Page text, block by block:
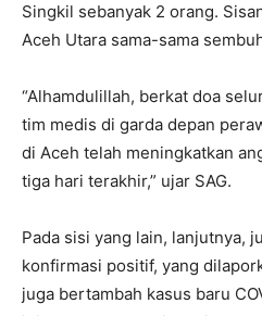
Singkil sebanyak 2 orang.
Aceh Utara sama-sama
“Alhamdulillah, berkat doa
tim medis di garda depan
di Aceh telah meningkatkan
tiga hari terakhir,” ujar SAG.
Pada sisi yang lain, lanjutnya,
konfirmasi positif, yang
juga bertambah kasus baru